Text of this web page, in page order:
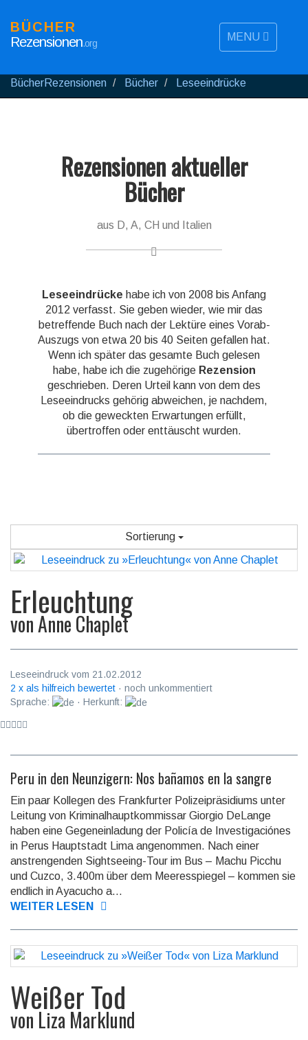
MENU
BÜCHER
Rezensionen.org
BücherRezensionen Bücher Leseeindrücke
Rezensionen aktueller
Bücher
aus D, A, CH und Italien
Leseeindrücke habe ich von 2008 bis Anfang
2012 verfasst. Sie geben wieder, wie mir das
betreffende Buch nach der Lektüre eines Vorab-
Auszugs von etwa 20 bis 40 Seiten gefallen hat.
Wenn ich später das gesamte Buch gelesen
habe, habe ich die zugehörige Rezension
geschrieben. Deren Urteil kann von dem des
Leseeindrucks gehörig abweichen, je nachdem,
ob die geweckten Erwartungen erfüllt,
übertroffen oder enttäuscht wurden.
Sortierung
Erleuchtung
vonAnne Chaplet
Leseeindruck vom 21.02.2012
2 x als hilfreich bewertet · noch unkommentiert
Sprache:
· Herkunft:
Peru in den Neunzigern: Nos bañamos en la sangre
Ein paar Kollegen des Frankfurter Polizeipräsidiums unter
Leitung von Kriminalhauptkommissar Giorgio DeLange
haben eine Gegeneinladung der Policía de Investigaciónes
in Perus Hauptstadt Lima angenommen. Nach einer
anstrengenden Sightseeing-Tour im Bus – Machu Picchu
und Cuzco, 3.400m über dem Meeresspiegel – kommen sie
endlich in Ayacucho a...
WEITER LESEN
Weißer Tod
von Liza Marklund